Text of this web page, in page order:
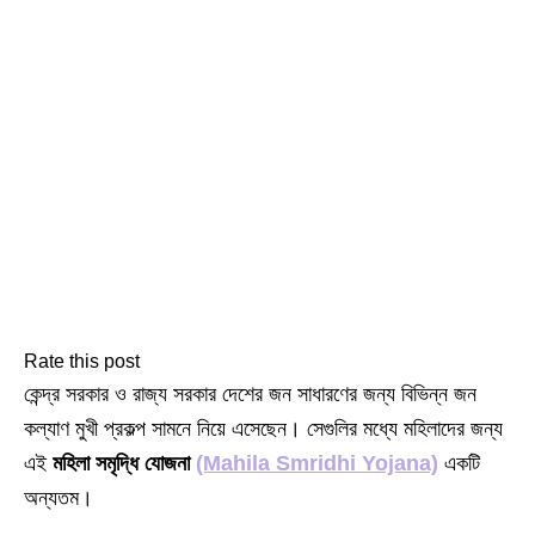
Rate this post
কেন্দ্র সরকার ও রাজ্য সরকার দেশের জন সাধারণের জন্য বিভিন্ন জন
কল্যাণ মুখী প্রকল্প সামনে নিয়ে এসেছেন। সেগুলির মধ্যে মহিলাদের জন্য
এই মহিলা সমৃদ্ধি যোজনা (Mahila Smridhi Yojana) একটি
অন্যতম।